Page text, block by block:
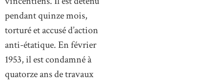
pendant quinze mois,
torturé et accusé d’action
anti-étatique. En février
1953, il est condamné à
quatorze ans de travaux